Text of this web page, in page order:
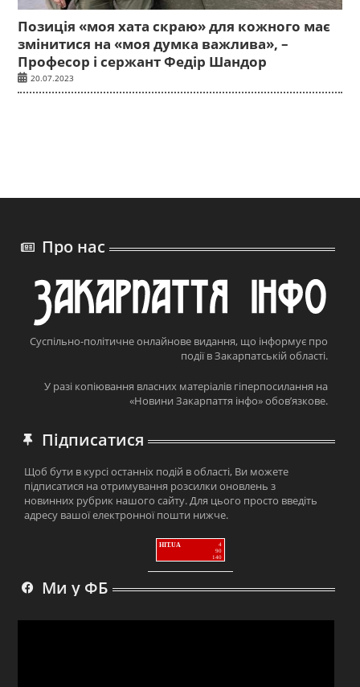
Позиція «моя хата скраю» для кожного має
змінитися на «моя думка важлива», –
Професор і сержант Федір Шандор
20.07.2023
Про нас
Суспільно-політичне онлайнове видання, що інформує про
події в Закарпатській області.
У разі копіювання власних матеріалів гіперпосилання на
«Новини Закарпаття інфо» обов’язкове.
Підписатися
Щоб бути в курсі останніх подій в області, Ви можете
підписатися на отримування розсилки оновлень з
новинних рубрик нашого сайту. Для цього просто введіть
адресу вашої електронної пошти нижче.
HIT.UA
4
90
140
Ми у ФБ